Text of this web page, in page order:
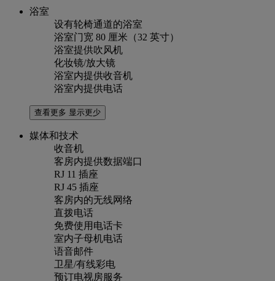
浴室
设有轮椅通道的浴室
浴室门宽 80 厘米（32 英寸）
浴室提供吹风机
化妆镜/放大镜
浴室内提供收音机
浴室内提供电话
查看更多 显示更少
媒体和技术
收音机
客房内提供数据端口
RJ 11 插座
RJ 45 插座
客房内的无线网络
直拨电话
免费使用电话卡
室内子母机电话
语音邮件
卫星/有线彩电
预订电视房服务